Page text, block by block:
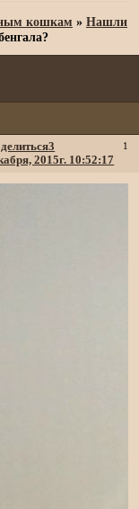
кошкам »Нашли
1
3
2015г. 10:52:17